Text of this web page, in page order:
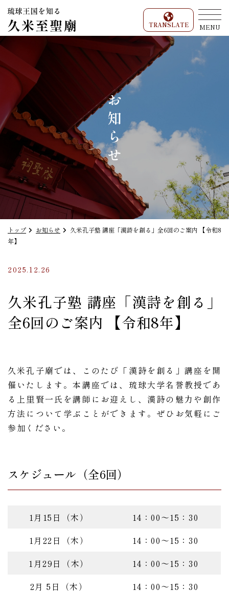
MENU
TRANSLATE
トップ お知らせ
久米孔子塾 講座「漢詩を創る」全6回のご案内 【令和8
年】
2025.12.26
久米孔子塾 講座「漢詩を創る」
全6回のご案内 【令和8年】
久米孔子廟では、このたび「漢詩を創る」講座を開
催いたします。本講座では、琉球大学名誉教授であ
る上里賢一氏を講師にお迎えし、漢詩の魅力や創作
方法について学ぶことができます。ぜひお気軽にご
参加ください。
スケジュール（全6回）
1月15日（木）
14：00～15：30
1月22日（木）
14：00～15：30
1月29日（木）
14：00～15：30
2月 5日（木）
14：00～15：30